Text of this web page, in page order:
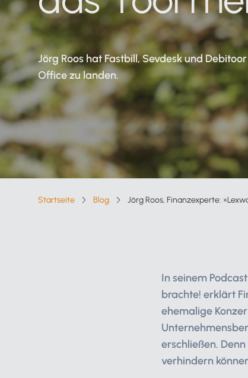
Lohnabrechnung
Mitarbeiter abrechnen und bezahlen
Einnahmen-Überschuss-
Rechnung EÜR
Schnell und einfach online erstellt
Jörg Roos hat Fastbill, Sevdesk und
Office zu landen.
Breadcrumb-Navigation
Startseite Blog Jörg Roos, Finanzexperte:
In seinem
brachte! erklärt
ehemalige
erschließen.
verhindern